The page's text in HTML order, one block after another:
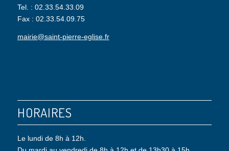
Tel. : 02.33.54.33.09
Fax : 02.33.54.09.75
mairie@saint-pierre-eglise.fr
HORAIRES
Le lundi de 8h à 12h.